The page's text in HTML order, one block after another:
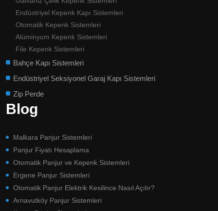
Endüstriyel Kepenk Kapı Sistemleri
Otomatik Kepenk Sistemleri
Alüminyum Kepenk Sistemleri
File Kepenk Sistemleri
Bahçe Kapı Sistemleri
Endüstriyel Seksiyonel Garaj Kapı Sistemleri
Zip Perde
Blog
Malkara Panjur Sistemleri
Panjur Fiyatı Hesaplama
Otomatik Panjur ve Kepenk Sistemleri
Ergene Panjur Sistemleri
Otomatik Panjur Elektrik Kesilince Nasıl Açılır?
Arnavutköy Panjur Sistemleri